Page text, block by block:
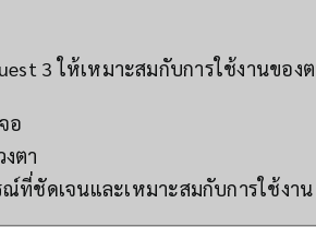
3 ให้เหมาะสมกับการใช้งานของต
อ
ตา
ที่ชัดเจนและเหมาะสมกับการใช้งาน